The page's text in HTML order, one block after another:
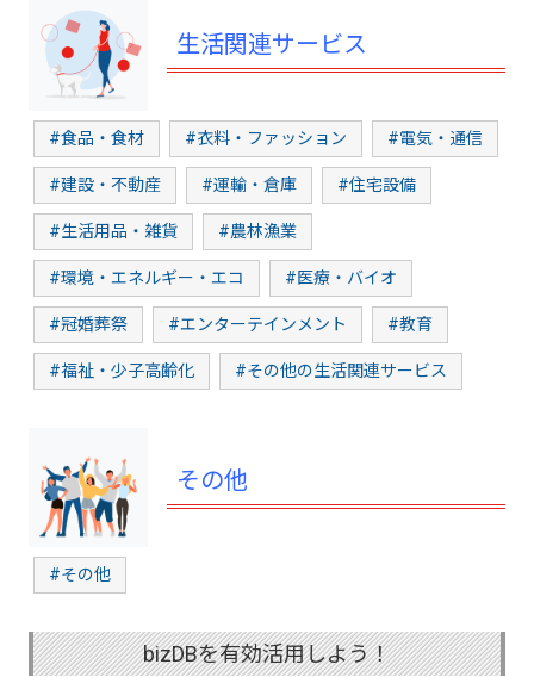
生活関連サービス
#食品・食材 #衣料・ファッション #電気・通信
#建設・不動産 #運輸・倉庫 #住宅設備
#生活用品・雑貨 #農林漁業
#環境・エネルギー・エコ #医療・バイオ
#冠婚葬祭 #エンターテインメント #教育
#福祉・少子高齢化 #その他の生活関連サービス
その他
#その他
bizDBを有効活用しよう！